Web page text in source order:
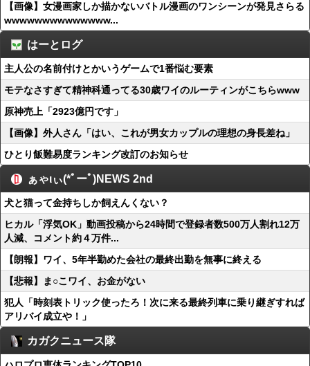
【画像】女漫画家しか描かないバトル漫画のワンシーンが発見さらる
wwwwwwwwwwwwww...
はーとログ
主人公の名前付けとかいうゲームで1番悩む要素
モテなさすぎて精神科通ってる30歳ワイのルーティンがこちらwww
原神売上「2923億円です」
【画像】外人さん「はい、これが男女カップルの理想の身長差ね」
ひとり飯難易度ランキング改訂のお知らせ
ぁゃιぃ(*ﾟーﾟ)NEWS 2nd
犬と猫って金持ちしか飼えんくない？
ヒカル「浮気OK」動画投稿から24時間で登録者数500万人割れ12万
人減、コメント約４万件...
【朗報】ワイ、5年半勤めた会社の最終出勤を無事に終える
【悲報】ま○こワイ、お金がない
犯人「時刻表トリック使ったろ！次に来る最終列車に乗り継ぎすれば
アリバイ成立や！」
カガクニュース隊